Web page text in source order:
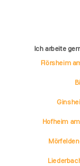
Ich arbeite
Flörsheim
Hofheim